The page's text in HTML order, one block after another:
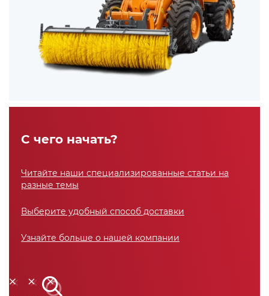
С чего начать?
Читайте наши специализированные статьи на
разные темы
Выберите удобный способ доставки
Узнайте больше о нашей компании